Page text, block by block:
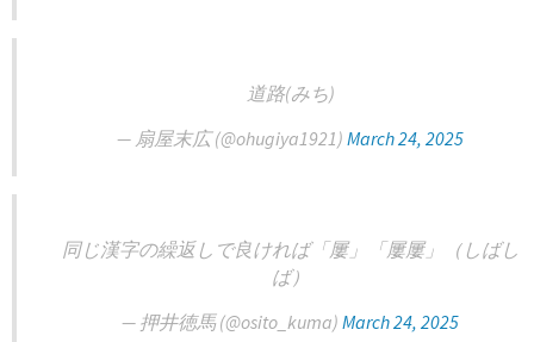
道路(みち)
— 扇屋末広 (@ohugiya1921) March 24, 2025
同じ漢字の繰返しで良ければ「屢」「屢屢」（しばし
ば）
— 押井徳馬 (@osito_kuma) March 24, 2025